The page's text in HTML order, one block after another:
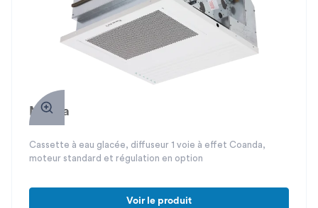
Maeva
Cassette à eau glacée, diffuseur 1 voie à effet Coanda,
moteur standard et régulation en option
Voir le produit